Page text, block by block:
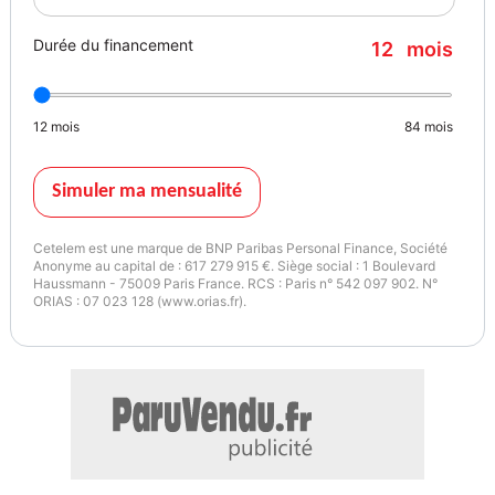
Décors intérieurs Ivoire balle de golf
Enjoliveurs 15" Vivastella bi-ton Noir
Essuie-glace arrière avec déclenchement automatique en marche
Essuie-vitre avant à cadencement variable
Feux de jour à LED
secours)
Lève-vitres avant électriques, impulsionnel côté conducteur
Miroir de courtoisie côté conducteur et passager
Panneau de porte Blanc
Poignée de maintien pour passager avant
Poignées de porte intérieures Chrome Satiné
Durée du financement 12 mois
12 mois 84 mois
Simuler ma mensualité
Cetelem est une marque de BNP Paribas Personal Finance, Société
Anonyme au capital de : 617 279 915 €. Siège social : 1 Boulevard
Haussmann - 75009 Paris France. RCS : Paris n° 542 097 902. N°
ORIAS : 07 023 128 (www.orias.fr).